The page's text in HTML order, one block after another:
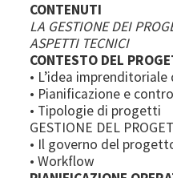
CONTENUTI
LA GESTIONE DEI
ASPETTI TECNICI
CONTESTO DEL
• L’idea
• Pianificazione e
• Tipologie di progetti
GESTIONE DEL
• Il governo del
• Workflow